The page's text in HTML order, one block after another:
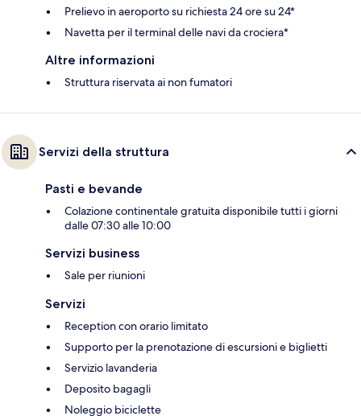
Prelievo in aeroporto su richiesta 24 ore su 24*
Navetta per il terminal delle navi da crociera*
Altre informazioni
Struttura riservata ai non fumatori
Servizi della struttura
Pasti e bevande
Colazione continentale gratuita disponibile tutti i giorni
dalle 07:30 alle 10:00
Servizi business
Sale per riunioni
Servizi
Reception con orario limitato
Supporto per la prenotazione di escursioni e biglietti
Servizio lavanderia
Deposito bagagli
Noleggio biciclette